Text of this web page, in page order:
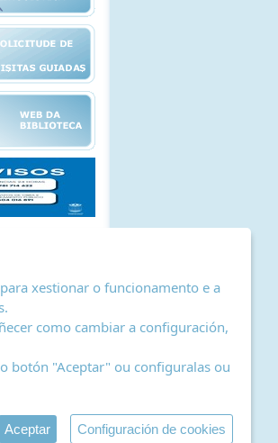
xestionar o funcionamento e a
como cambiar a configuración,
botón "Aceptar" ou configuralas ou
Aceptar Configuración de cookies